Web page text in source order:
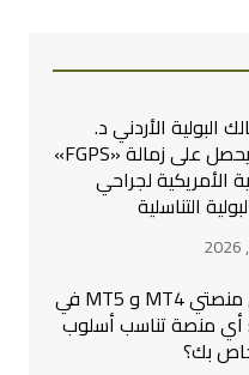
البولية الأردني د.
يمان التل يحصل على زمالة «FGPS»
الأمريكية لجراحي
التناسلية
مقارنة بين منصتي MT4 و MT5 في
عام 2026: أي منصة تناسب أسلوب
بك؟